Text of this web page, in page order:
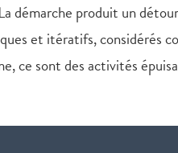
démarche produit un
et itératifs, considérés
ce sont des activités